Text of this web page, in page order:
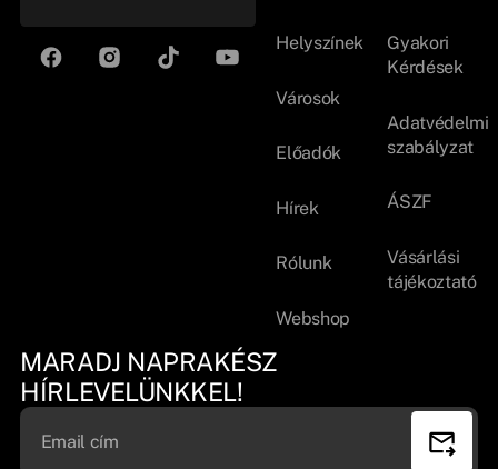
Helyszínek
Városok
Előadók
Hírek
Rólunk
Webshop
Gyakori
Kérdések
Adatvédelmi
szabályzat
ÁSZF
Vásárlási
tájékoztató
MARADJ NAPRAKÉSZ
HÍRLEVELÜNKKEL!